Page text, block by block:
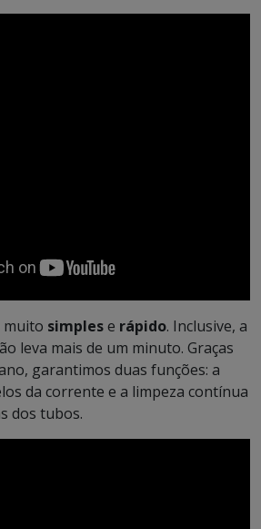
muito simplese rápido. Inclusive, a
leva mais de um minuto. Graças
garantimos duas funções: a
da corrente e a limpeza contínua
dos tubos.